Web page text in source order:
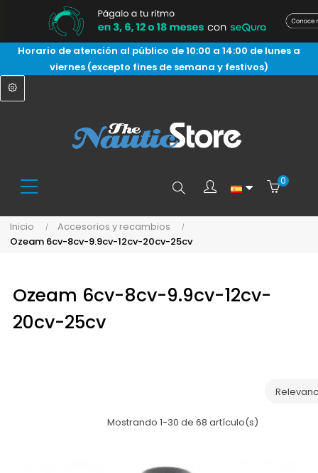
Horario de atención al público de 10:00 a 14:00 de lunes a
viernes (excepto fines de semana y festivos)
Buscar
aquí...
0
Inicio
Accesorios y recambios
Ozeam 6cv-8cv-9.9cv-12cv-20cv-25cv
Ozeam 6cv-8cv-9.9cv-12cv-
20cv-25cv
Mostrando 1-30 de 68 artículo(s)